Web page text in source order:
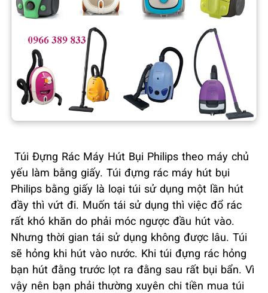
Túi Đựng Rác Máy Hút Bụi Philips theo máy chủ
yếu làm bằng giấy. Túi đựng rác máy hút bụi
Philips bằng giấy là loại túi sử dụng một lần hút
đầy thì vứt đi. Muốn tái sử dụng thì việc đổ rác
rất khó khăn do phải móc ngược đầu hút vào.
Nhưng thời gian tái sử dụng không được lâu. Túi
sẽ hỏng khi hút vào nước. Khi túi đựng rác hỏng
bạn hút đằng trước lọt ra đằng sau rất bụi bẩn. Vì
vậy nên bạn phải thường xuyên chi tiền mua túi